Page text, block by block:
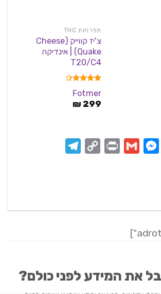
תפרחות THC
צ'יז קווייק (Cheese
Quake) | אינדיקה
T20/C4
מתוך 5
Fotmer
299
₪
Message
Messenger
Gmail
Print
Copy
את המידע לפני כולם?